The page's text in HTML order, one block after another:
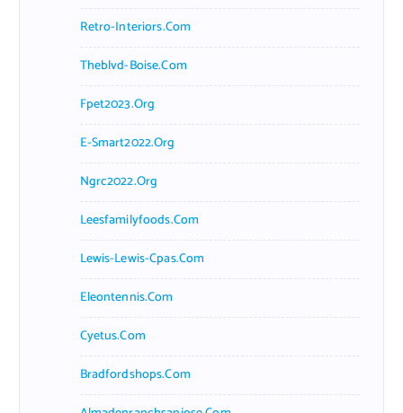
Retro-Interiors.com
Theblvd-Boise.com
Fpet2023.org
E-Smart2022.org
Ngrc2022.org
Leesfamilyfoods.com
Lewis-Lewis-Cpas.com
Eleontennis.com
Cyetus.com
Bradfordshops.com